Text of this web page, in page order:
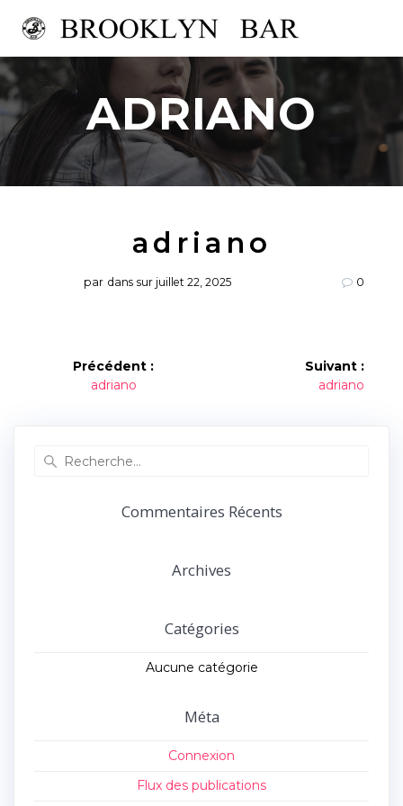
au
ADRIANO
adriano
par dans sur juillet 22, 2025 0
Navigation
Précédent :
Article
adriano
Suivant :
Article
adriano
Commentaires Récents
Archives
Catégories
Aucune catégorie
Méta
Connexion
Flux des publications